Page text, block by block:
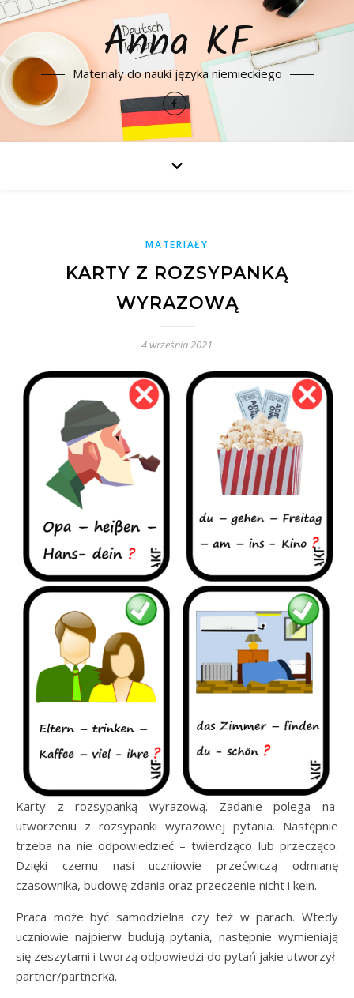
Anna KF
Materiały do nauki języka niemieckiego
MATERIAŁY
KARTY Z ROZSYPANKĄ
WYRAZOWĄ
4 września 2021
Karty z rozsypanką wyrazową. Zadanie polega na
utworzeniu z rozsypanki wyrazowej pytania. Następnie
trzeba na nie odpowiedzieć – twierdząco lub przecząco.
Dzięki czemu nasi uczniowie przećwiczą odmianę
czasownika, budowę zdania oraz przeczenie nicht i kein.
Praca może być samodzielna czy też w parach. Wtedy
uczniowie najpierw budują pytania, następnie wymieniają
się zeszytami i tworzą odpowiedzi do pytań jakie utworzył
partner/partnerka.